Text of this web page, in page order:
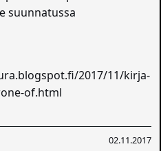
suunnatussa
2017/11/kirja-
of.html
02.11.2017